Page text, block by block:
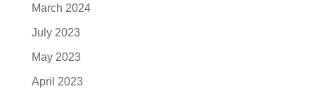
March 2024
July 2023
May 2023
April 2023